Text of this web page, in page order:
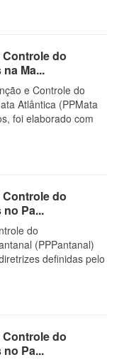
do
Ma...
e Controle do
Atlântica (PPMata
foi elaborado com
do
Pa...
do
(PPPantanal)
definidas pelo
do
Pa...